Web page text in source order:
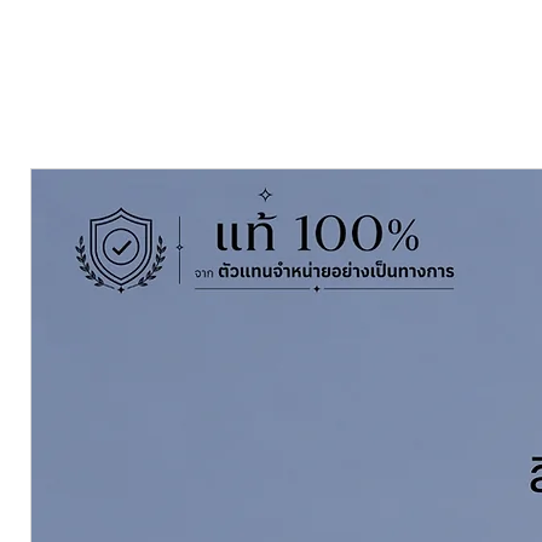
polystyrene foam. Excellent
Pack Size ขนาดบรรจุ 320 กรัม
See Technical Data Sheet